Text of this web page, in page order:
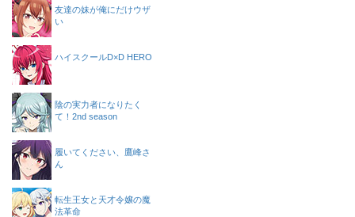
友達の妹が俺にだけウザ
い
ハイスクールD×D HERO
陰の実力者になりたく
て！2nd season
履いてください、鷹峰さ
ん
転生王女と天才令嬢の魔
法革命